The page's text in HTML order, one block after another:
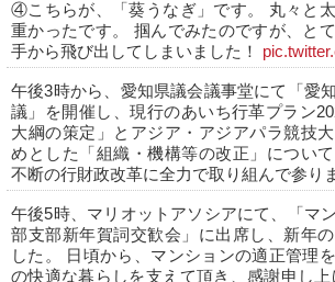
④こちらが、「葵うなぎ」です。 丸々と
重かったです。 掴んでみたのですが、と
手から飛び出してしまいました！
午後3時から、愛知県議会議事堂にて「愛
議」を開催し、現行のあいち行革プラン
大綱の策定」とアジア・アジアパラ競技
めとした「組織・機構等の改正」につい
不断の行財政改革に全力で取り組んで参り
午後5時、マリオットアソシアにて、「マ
部支部新年賀詞交歓会」に出席し、新年
した。 日頃から、マンションの適正管理
の快適な暮らしを支えて頂き、感謝申し